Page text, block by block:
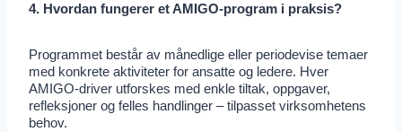
4. Hvordan fungerer et AMIGO-program i praksis?
Programmet består av månedlige eller periodevise temaer
med konkrete aktiviteter for ansatte og ledere. Hver
AMIGO-driver utforskes med enkle tiltak, oppgaver,
refleksjoner og felles handlinger – tilpasset virksomhetens
behov.